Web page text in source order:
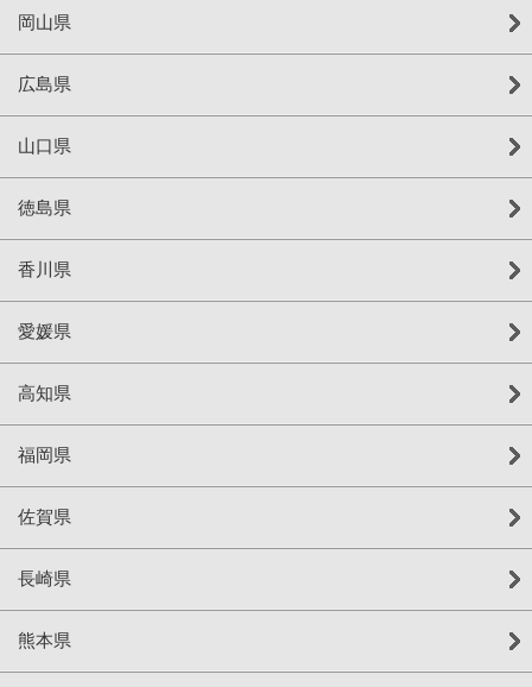
岡山県
広島県
山口県
徳島県
香川県
愛媛県
高知県
福岡県
佐賀県
長崎県
熊本県